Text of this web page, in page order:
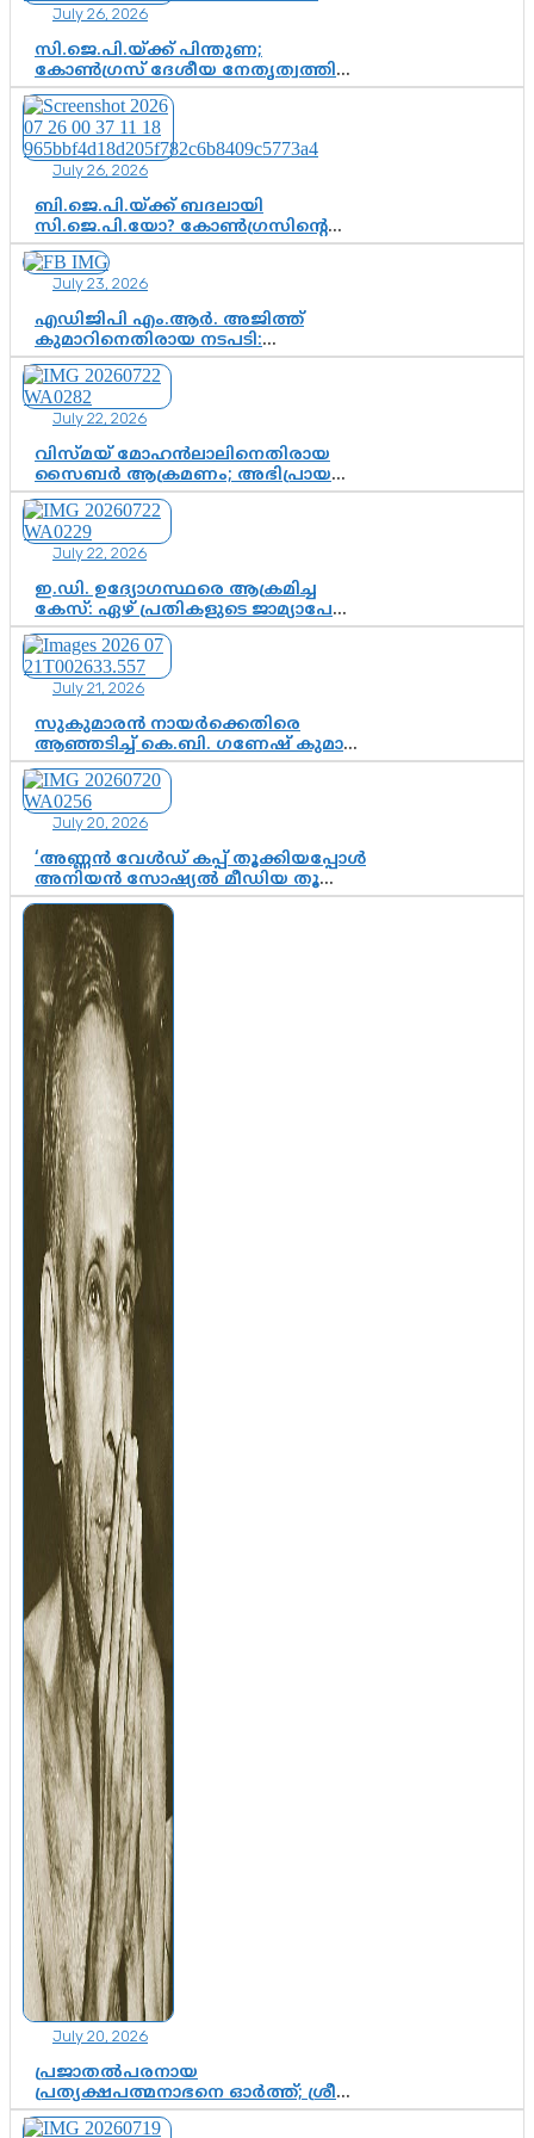
ഇഡി
July 26, 2026
സി.ജെ.പി.യ്ക്ക് പിന്തുണ;
കോൺഗ്രസ് ദേശീയ നേതൃത്വത്തിൽ
ആശങ്കയോ? പാർട്ടിക്കുള്ളിൽ
ഭിന്നാഭിപ്രായമെന്ന വിലയിരുത്തൽ
July 26, 2026
ബി.ജെ.പി.യ്ക്ക് ബദലായി
സി.ജെ.പി.യോ? കോൺഗ്രസിന്റെ
രാഷ്ട്രീയ ഇടം കൈവശപ്പെടുത്താൻ
സിജെപി ഉയർന്നുകഴിഞ്ഞോ?
ഇന്ത്യൻ രാഷ്ട്രീയത്തിലെ പുതിയ
വഴിത്തിരിവ്
July 23, 2026
എഡിജിപി എം.ആർ. അജിത്ത്
കുമാറിനെതിരായ നടപടി:
സസ്പെൻഷനിൽ ഒതുങ്ങുമോ,
അതോ കൂടുതൽ കടുത്ത
നടപടികളിലേക്കോ?
July 22, 2026
വിസ്മയ് മോഹൻലാലിനെതിരായ
സൈബർ ആക്രമണം; അഭിപ്രായ
സ്വാതന്ത്ര്യത്തെ നിശ്ശബ്ദമാക്കുന്ന
ഡിജിറ്റൽ ഗുണ്ടായിസത്തിന് അറുതി
വേണം
July 22, 2026
ഇ.ഡി. ഉദ്യോഗസ്ഥരെ ആക്രമിച്ച
കേസ്: ഏഴ് പ്രതികളുടെ ജാമ്യാപേക്ഷ
വീണ്ടും തള്ളി; അന്വേഷണം തുടരാൻ
കോടതി അനുമതി
July 21, 2026
സുകുമാരൻ നായർക്കെതിരെ
ആഞ്ഞടിച്ച് കെ.ബി. ഗണേഷ് കുമാർ,
വി.ഡി. സതീശന് പൂർണ പിന്തുണ
July 20, 2026
‘അണ്ണൻ വേൾഡ് കപ്പ് തൂക്കിയപ്പോൾ
അനിയൻ സോഷ്യൽ മീഡിയ തൂക്കി’;
ലാമിൻ യമാലിന്റെ
കിരീടധാരണത്തിനിടെ
ശ്രദ്ധാകേന്ദ്രമായി മൂന്ന് വയസ്സുകാരൻ
ചുണക്കുട്ടൻ
July 20, 2026
പ്രജാതൽപരനായ
പ്രത്യക്ഷപത്മനാഭനെ ഓർത്ത്; ശ്രീ
ചിത്തിര തിരുനാൾ മഹാരാജാവിന്റെ
35-ാം നാടുനീങ്ങൽ ദിനം ഇന്ന്